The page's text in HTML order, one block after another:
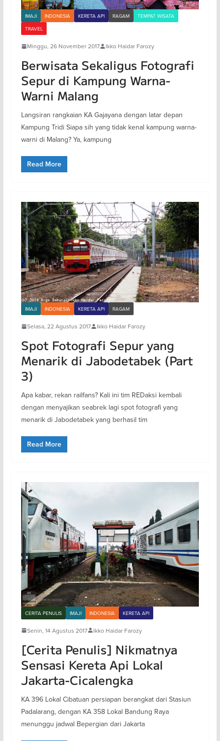
IMAJI INDONESIA KERETA API RAGAM
TEMPAT WISATA
TRAVEL
Minggu, 26 November 2017 Ikko Haidar Farozy
Berwisata Sekaligus Fotografi
Sepur di Kampung Warna-
Warni Malang
Langsiran rangkaian KA Gajayana dengan latar depan
Kampung Tridi Siapa sih yang tidak kenal kampung warna-
warni di Malang? Ya, kampung
Read More
IMAJI INDONESIA KERETA API RAGAM
Selasa, 22 Agustus 2017 Ikko Haidar Farozy
Spot Fotografi Sepur yang
Menarik di Jabodetabek (Part
3)
Apa kabar, rekan railfans? Kali ini tim REDaksi kembali
dengan menyajikan seabrek lagi spot fotografi yang
menarik di Jabodetabek yang berhasil tim
Read More
CERITA PENULIS IMAJI INDONESIA KERETA API
Senin, 14 Agustus 2017 Ikko Haidar Farozy
[Cerita Penulis] Nikmatnya
Sensasi Kereta Api Lokal
Jakarta-Cicalengka
KA 396 Lokal Cibatuan persiapan berangkat dari Stasiun
Padalarang, dengan KA 358 Lokal Bandung Raya
menunggu jadwal Bepergian dari Jakarta